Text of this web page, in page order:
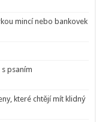
mincí nebo bankovek
psaním
které chtějí mít klidný